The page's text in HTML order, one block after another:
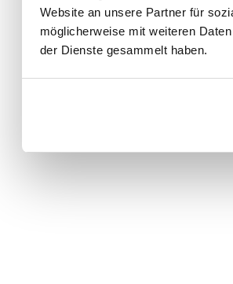
Website an unsere Partner für
möglicherweise mit weiteren
der Dienste gesammelt haben.